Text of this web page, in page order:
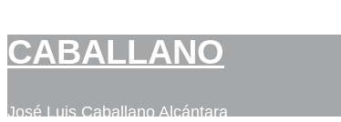
CABALLANO
José Luis Caballano Alcántara